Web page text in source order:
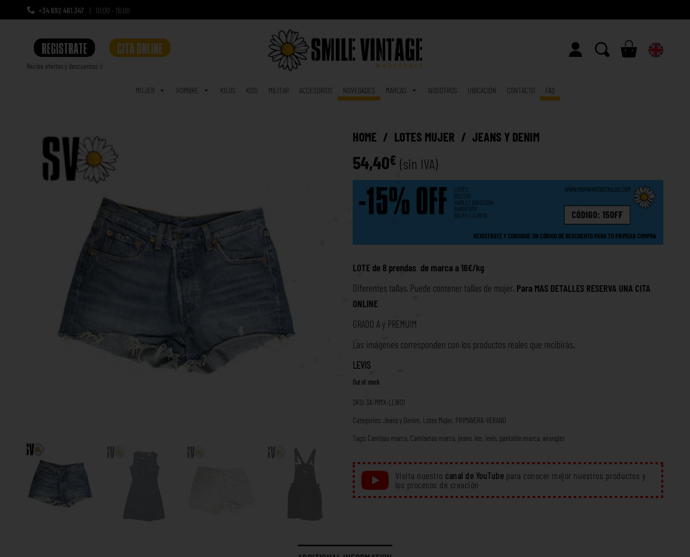
+34 692 461 347 10:00 - 18:00
REGISTRATE
Recibe ofertas y descuentos :)
CITA ONLINE
MUJER HOMBRE KILOS KIDS MILITAR ACCESORIOS NOVEDADES MARCAS NOSOTROS UBICACIÓN CONTACTO FAQ
HOME / LOTES MUJER / JEANS Y DENIM
54,40€ (sin IVA)
LOTE de 8 prendas de marca a 16€/kg
Diferentes tallas. Puede contener tallas de mujer. Para MAS DETALLES RESERVA UNA CITA
ONLINE
GRADO A y PREMUIM
Las imágenes corresponden con los productos reales que recibirás.
LEVIS
Out of stock
SKU: 3A-MMX-LLW01
Categories: Jeans y Denim, Lotes Mujer, PRIMAVERA-VERANO
Tags: Camisas marca, Camisetas marca, jeans, lee, levis, pantalón marca, wrangler
Visita nuestro canal de YouTube para conocer mejor nuestros productos y
los procesos de creación